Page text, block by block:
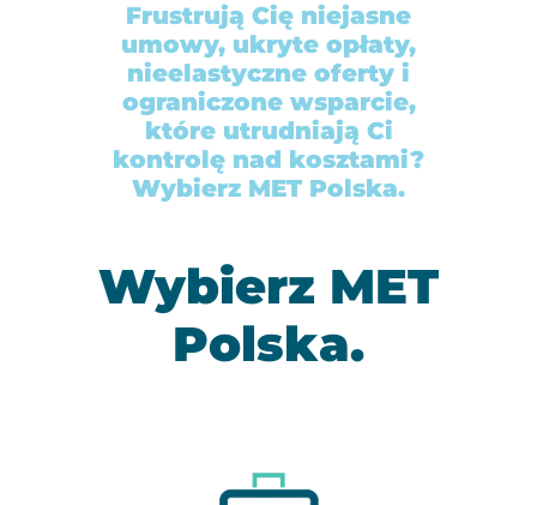
Frustrują Cię niejasne
umowy, ukryte opłaty,
nieelastyczne oferty i
ograniczone wsparcie,
które utrudniają Ci
kontrolę nad kosztami?
Wybierz MET Polska.
Wybierz MET
Polska.